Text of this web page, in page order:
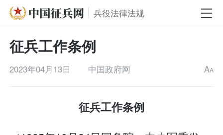
兵役法律法规
征兵工作条例
2023年04月13日 中国政府网 AA
征兵工作条例